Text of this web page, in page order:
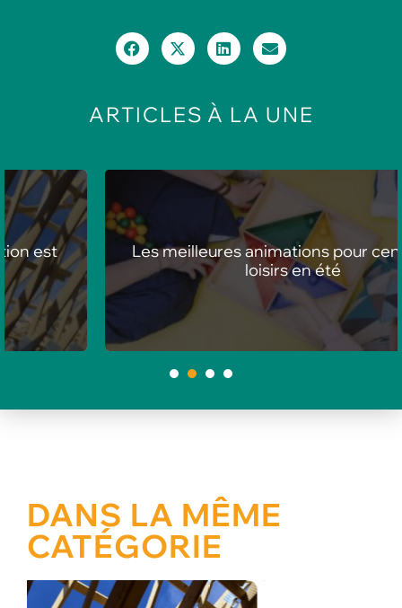
ARTICLES À LA UNE
Les meilleures animations pour centres de
loisirs en été
DANS LA MÊME
CATÉGORIE